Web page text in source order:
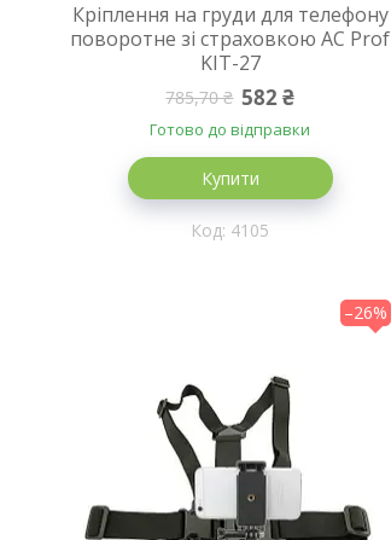
Кріплення на груди для телефону
поворотне зі страховкою AC Prof
KIT-27
785,70 ₴ 582 ₴
Готово до відправки
Купити
4105
–26%